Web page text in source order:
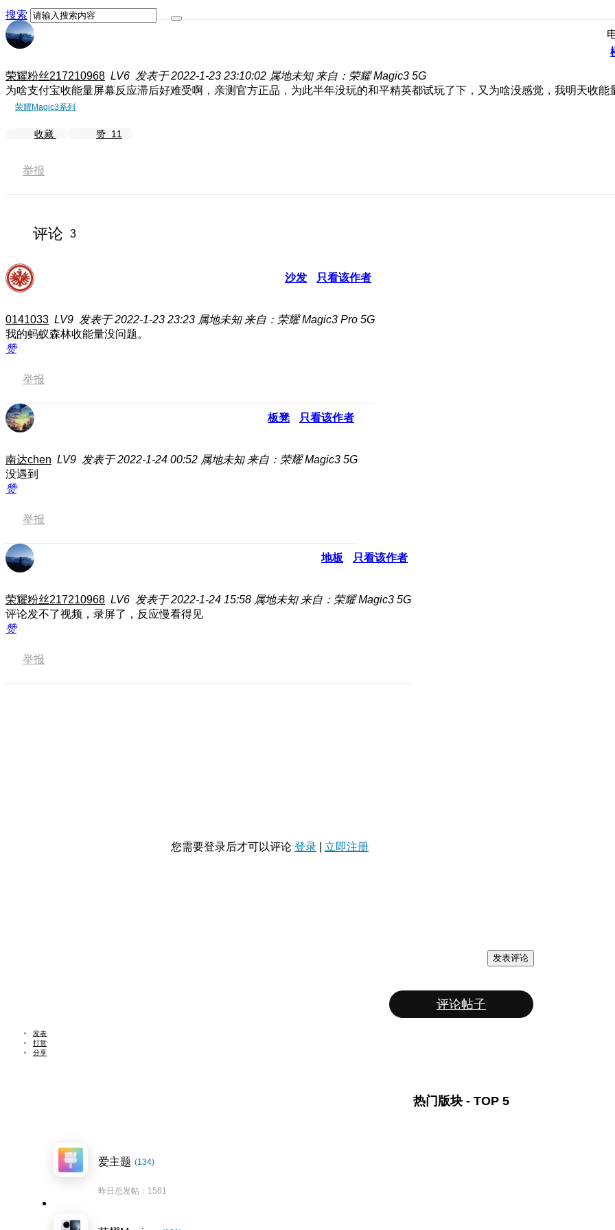
搜索
荣耀粉丝217210968 LV6 发表于 2022-1-23 23:10:02 属地未知 来自：荣耀 Magic3 5G
为啥支付宝收能量屏幕反应滞后好难受啊，亲测官方正品，为此半年没玩的和平精英都试玩了下，又为啥没感觉，我明天收能
荣耀Magic3系列
收藏 赞 11
举报
评论 3
沙发 只看该作者
0141033 LV9 发表于 2022-1-23 23:23 属地未知 来自：荣耀 Magic3 Pro 5G
我的蚂蚁森林收能量没问题。
赞
举报
板凳 只看该作者
南达chen LV9 发表于 2022-1-24 00:52 属地未知 来自：荣耀 Magic3 5G
没遇到
赞
举报
地板 只看该作者
荣耀粉丝217210968 LV6 发表于 2022-1-24 15:58 属地未知 来自：荣耀 Magic3 5G
评论发不了视频，录屏了，反应慢看得见
赞
举报
您需要登录后才可以评论 登录 立即注册
发表评论
评论帖子
发表
打赏
分享
热门版块 - TOP 5
爱主题 (134)
昨日总发帖：1561